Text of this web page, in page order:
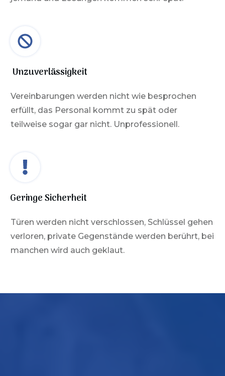
Unzuverlässigkeit
Vereinbarungen werden nicht wie besprochen
erfüllt, das Personal kommt zu spät oder
teilweise sogar gar nicht. Unprofessionell.
Geringe Sicherheit
Türen werden nicht verschlossen, Schlüssel gehen
verloren, private Gegenstände werden berührt, bei
manchen wird auch geklaut.